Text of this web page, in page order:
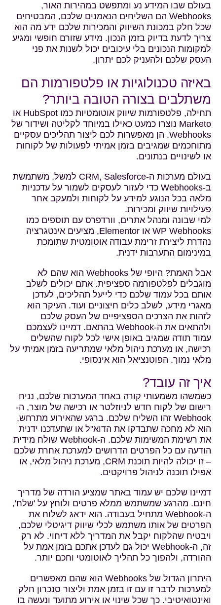
בעולם שבו המידע נע ומתפשט במהירות האור,
Webhooks הם השליחים הנאמנים שלכם, המבטיחים
שכל חלק במכונת השיווק והמכירות שלכם ידע מה הוא
צריך לדעת בדיוק בזמן הנכון. מידע שזורם חופשי ומגיע
למקומות הנכונים בלי עיכובים יכול לשנות את פני
העסק שלכם ולהעניק לכם יתרון.
באיזה טכנולוגיות או פלטפורמות הם
משתלבים בצורה הטובה ביותר?
תחילה, פלטפורמות שיווק אוטומטיות כמו HubSpot או
Marketo נוצרו כמעט כאילו במיוחד לקליטה ושידור של
Webhooks. הן מאפשרות לכם ליצור תהליכים עסקיים
מתוחכמים שמגיבים בזמן אמיתי לפעולות של לקוחות
או לשינויים בנתונים.
בעולם מערכות ה-CRM, Salesforce למשל, משתמשת
ב-Webhooks כדי לעזור לעסקים לשמור על עדכניות
מלאה בכל הנוגע למידע על לקוחות ולמעקב אחר
פעילויות שיווק ומכירות.
למי שבונה ומנהל אתרים, וורדפרס עם תוספים כמו
WP Webhooks או Elementor, מציעים אינטגרציה
נהדרת ליצירת זרימת עבודה אוטומטית שתומכת
במינימום התערבות ידנית.
אבל האמת? היופי של Webhooks הוא שהם לא
מוגבלים לפלטפורמה ספציפית. אתם יכולים לשלב
אותם בכל עמוד שלכם כדי לייעל תהליכים, לעדכן
מאגרי מידע, לשלב כלים חיצוניים ועוד. העיקר הוא
לזהות את הצרכים הספציפיים של העסק שלכם
ולהתאים את ה-Webhook בהתאם. דמיינו לעצמכם
עמוד תודה שמגיב באופן אישי לכל לקוח שהשלים
רכישה, או מערכת ניהול מלאי שמתריעה בזמן אמיתי על
מלאי נמוך. הפוטנציאל הוא אינסופי.
איך זה עובד?
כשמשהו משמעותי קורה באחד המערכות שלכם, נניח
רישום של לקוח חדש לניוזלטר או רכישה של מוצר, ה-
Webhook זהו השליח שלכם. ברגע שהאירוע מתרחש,
הוא לא מחכה שתבדקו את הדוא"ל או שתעדכנו ידנית
את רשימת המשימות שלכם. ה-Webhook שולח מידית
הודעה עם כל הפרטים הדרושים למערכת אחרת שלכם
– זו יכולה להיות תוכנת CRM, מערכת ניהול מלאי, או
אפילו תוכנה לניהול פרויקטים.
דמיינו שלכם יש עמוד באתר שמציע הורדה של מדריך
חינם. מהרגע שמשתמש ממלא פרטים ולוחץ על 'שלח',
ה-Webhook מתחיל בעבודה. הוא ידאג לשלוח את
הפרטים של אותו משתמש לכלי שיווק דיגיטלי שלכם,
ויבטיח שהלקוח יקבל את המדריך ללא דיחוי. לא רק
זה, ה-Webhook יכול גם לעדכן אתכם בזמן אמת על
ההורדה, ולהפוך כל תהליך לאוטומטי וחכם יותר.
היתרון הגדול של Webhooks הוא שהם מאפשרים
למערכות לדבר זו עם זו בזמן אמת וליצור סנכרון חלק
ואינטואיטיבי. כך שכל שינוי או אירוע מתועד ונעשה בו